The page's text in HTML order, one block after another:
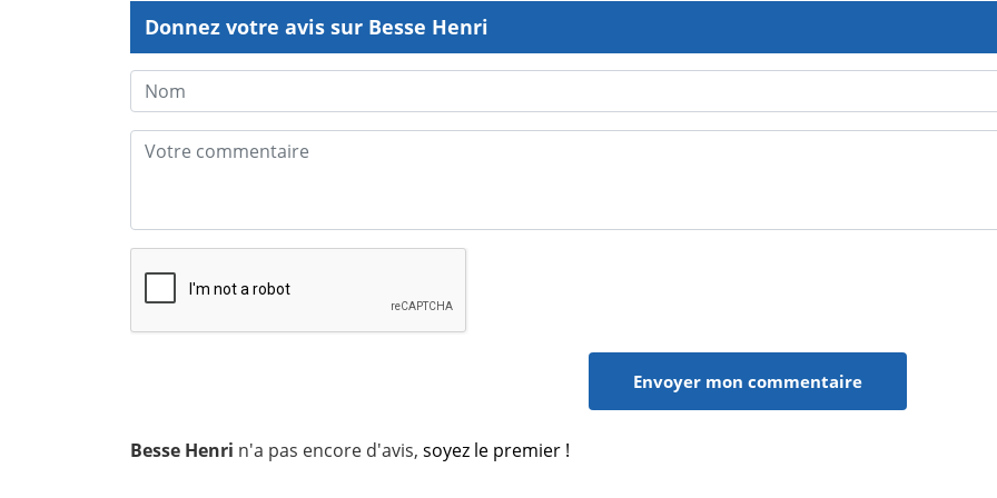
Donnez votre avis sur Besse Henri
Besse Henri n'a pas encore d'avis, soyez le premier !